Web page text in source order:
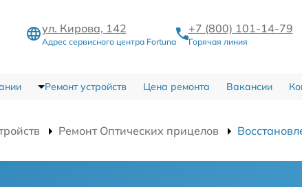
ул. Кирова, 142
Адрес сервисного центра Fortuna
+7 (800) 101-14-79
Горячая линия
Ремонт устройств Цена ремонта Вакансии
Ремонт Оптических прицелов